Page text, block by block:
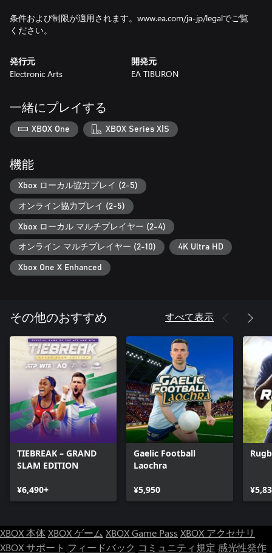
条件および制限が適用されます。www.ea.com/ja-jp/legalでご覧
ください。
発行元
Electronic Arts
開発元
EA TIBURON
一緒にプレイする
XBOX One XBOX Series X|S
機能
Xbox ローカル協力プレイ (2-5)
オンライン協力プレイ (2-5)
Xbox ローカル マルチプレイヤー (2-4)
オンライン マルチプレイヤー (2-10) 4K Ultra HD
Xbox One X Enhanced
その他のおすすめ すべて表示
TIEBREAK – GRAND
SLAM EDITION
¥6,490+
Gaelic Football
Laochra
¥5,950
XBOX 本体XBOX ゲーム XBOX Game Pass XBOX アクセサリ
XBOX サポート フィードバック コミュニティ規定 感光性発作